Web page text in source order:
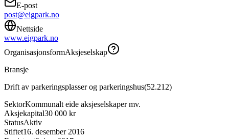
E-post
post@eigpark.no
Nettside
www.eigpark.no
OrganisasjonsformAksjeselskap
Bransje
Drift av parkeringsplasser og parkeringshus(52.212)
SektorKommunalt eide aksjeselskaper mv.
Aksjekapital30 000 kr
StatusAktiv
Stiftet16. desember 2016